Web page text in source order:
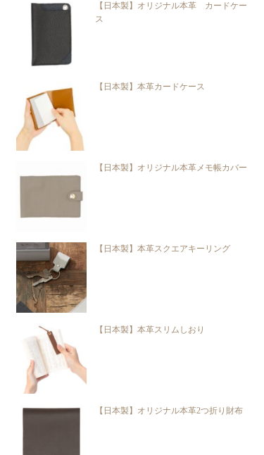
【日本製】オリジナル本革 カードケー
ス
【日本製】本革カードケース
【日本製】オリジナル本革メモ帳カバー
【日本製】本革スクエアキーリング
【日本製】本革スリムしおり
【日本製】オリジナル本革2つ折り財布